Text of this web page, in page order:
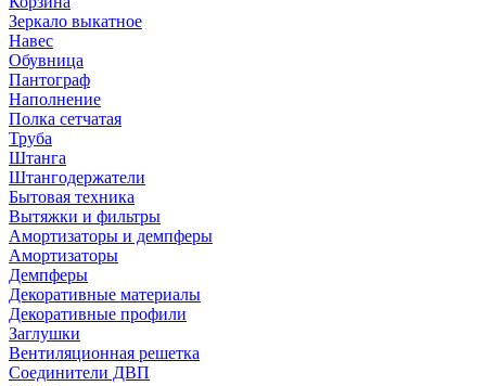
Зеркало выкатное
Навес
Обувница
Пантограф
Наполнение
Полка сетчатая
Труба
Штанга
Штангодержатели
Бытовая техника
Вытяжки и фильтры
Амортизаторы и демпферы
Амортизаторы
Демпферы
Декоративные материалы
Декоративные профили
Заглушки
Вентиляционная решетка
Соединители ДВП